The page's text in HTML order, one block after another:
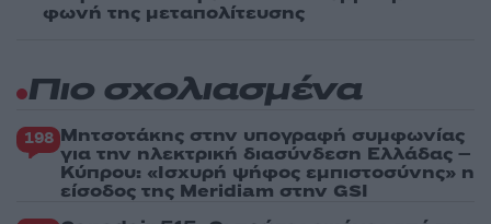
φωνή της μεταπολίτευσης
Πιο σχολιασμένα
198 Μητσοτάκης στην υπογραφή συμφωνίας
για την ηλεκτρική διασύνδεση Ελλάδας –
Κύπρου: «Ισχυρή ψήφος εμπιστοσύνης» η
είσοδος της Meridiam στην GSI